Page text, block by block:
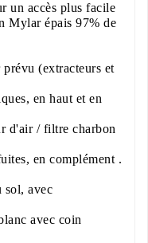
un accès plus facile
Mylar épais 97% de
(extracteurs et
en haut et en
d'air / filtre charbon
en complément .
sol, avec
avec coin